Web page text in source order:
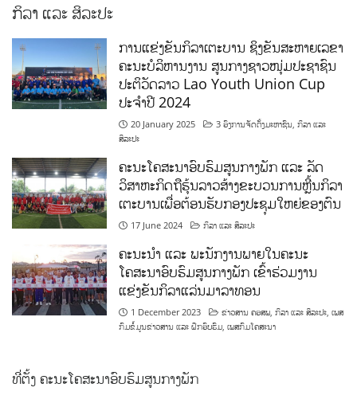
ກິລາ ແລະ ສິລະປະ
ການແຂ່ງຂັນກິລາເຕະບານ ຊິງຂັນສະຫາຍເລຂາ
ຄະນະບໍລິຫານງານ ສູນກາງຊາວໜຸ່ມປະຊາຊົນ
ປະຕິວັດລາວ Lao Youth Union Cup
ປະຈຳປີ 2024
20 January 2025 3 ອົງການຈັດຕັ້ງມະຫາຊົນ ,ກິລາ ແລະ
ສິລະປະ
ຄະນະໂຄສະນາອົບຮົມສູນກາງພັກ ແລະ ລັດ
ວິສາຫະກິດຖືຮຸ້ນລາວສ້າງຂະບວນການຫຼີ້ນກິລາ
ເຕະບານເພື່ອຕ້ອນຮັບກອງປະຊຸມໃຫຍ່ຂອງຕົນ
17 June 2024 ກິລາ ແລະ ສິລະປະ
ຄະນະນຳ ແລະ ພະນັກງານພາຍໃນຄະນະ
ໂຄສະນາອົບຮົມສູນກາງພັກ ເຂົ້າຮ່ວມງານ
ແຂ່ງຂັນກິລາແລ່ນມາລາທອນ
1 December 2023 ຂ່າວສານ ຄອສພ ,ກິລາ ແລະ ສິລະປະ ,ເພສ
ກົມຂໍ້ມູນຂ່າວສານ ແລະ ຝຶກອົບຮົມ ,ເພສກົມໂຄສະນາ
ທີ່ຕັ້ງ ຄະນະໂຄສະນາອົບຮົມສູນກາງພັກ